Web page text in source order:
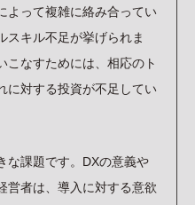
よって複雑に絡み合ってい
スキル不足が挙げられま
こなすためには、相応のト
に対する投資が不足してい
な課題です。DXの意義や
営者は、導入に対する意欲